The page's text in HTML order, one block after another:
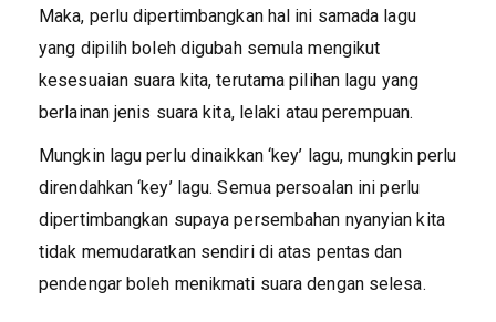
Maka, perlu dipertimbangkan hal ini samada lagu
yang dipilih boleh digubah semula mengikut
kesesuaian suara kita, terutama pilihan lagu yang
berlainan jenis suara kita, lelaki atau perempuan.
Mungkin lagu perlu dinaikkan ‘key’ lagu, mungkin perlu
direndahkan ‘key’ lagu. Semua persoalan ini perlu
dipertimbangkan supaya persembahan nyanyian kita
tidak memudaratkan sendiri di atas pentas dan
pendengar boleh menikmati suara dengan selesa.